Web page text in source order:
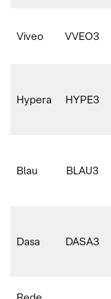
Viveo VVEO3
Hypera HYPE3
Blau BLAU3
Dasa DASA3